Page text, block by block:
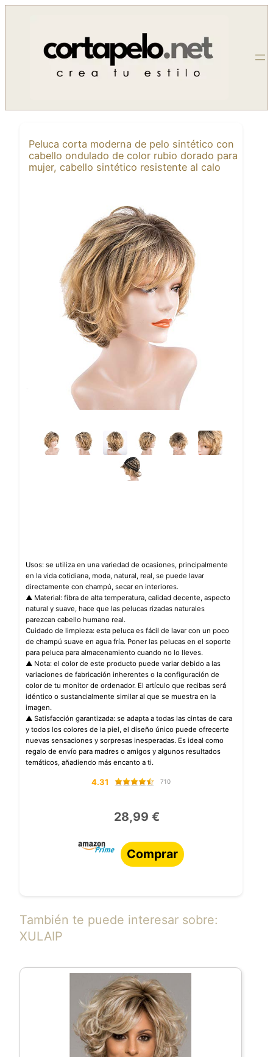
contenido
Peluca corta moderna de pelo sintético con
cabello ondulado de color rubio dorado para
mujer, cabello sintético resistente al calo
Usos: se utiliza en una variedad de ocasiones, principalmente
en la vida cotidiana, moda, natural, real, se puede lavar
directamente con champú, secar en interiores.
▲ Material: fibra de alta temperatura, calidad decente, aspecto
natural y suave, hace que las pelucas rizadas naturales
parezcan cabello humano real.
Cuidado de limpieza: esta peluca es fácil de lavar con un poco
de champú suave en agua fría. Poner las pelucas en el soporte
para peluca para almacenamiento cuando no lo lleves.
▲ Nota: el color de este producto puede variar debido a las
variaciones de fabricación inherentes o la configuración de
color de tu monitor de ordenador. El artículo que recibas será
idéntico o sustancialmente similar al que se muestra en la
imagen.
▲ Satisfacción garantizada: se adapta a todas las cintas de cara
y todos los colores de la piel, el diseño único puede ofrecerte
nuevas sensaciones y sorpresas inesperadas. Es ideal como
regalo de envío para madres o amigos y algunos resultados
temáticos, añadiendo más encanto a ti.
4.31 710
28,99 €
Comprar
También te puede interesar sobre:
XULAIP